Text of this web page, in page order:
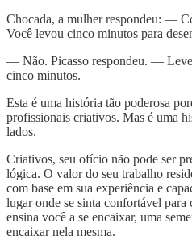
Chocada, a mulher respondeu: —
Você levou cinco minutos para
— Não. Picasso respondeu. —
cinco minutos.
Esta é uma história tão poderosa
profissionais criativos. Mas é uma
lados.
Criativos, seu ofício não pode ser
lógica. O valor do seu trabalho
com base em sua experiência e
lugar onde se sinta confortável
ensina você a se encaixar, uma
encaixar nela mesma.